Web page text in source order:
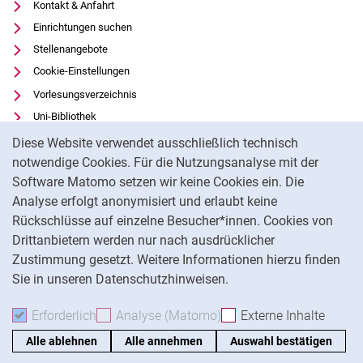
Diese Website verwendet ausschließlich technisch
notwendige Cookies. Für die Nutzungsanalyse mit der
Software Matomo setzen wir keine Cookies ein. Die
Analyse erfolgt anonymisiert und erlaubt keine
Rückschlüsse auf einzelne Besucher*innen. Cookies von
Drittanbietern werden nur nach ausdrücklicher
Zustimmung gesetzt. Weitere Informationen hierzu finden
Sie in unseren Datenschutzhinweisen.
Erforderlich Erforderliche Cookies akzeptieren
Analyse (Matomo) Analyse-Cookies
Externe Inhalte
Alle ablehnen Alle annehmen Auswahl bestätigen
Ehemalige
Kontakt & Anfahrt
Einrichtungen suchen
Stellenangebote
Cookie-Einstellungen
Vorlesungsverzeichnis
Uni-Bibliothek
Moodle
Panopto
Datenschutz
Barrierefreiheit
Transparenter KI-Einsatz